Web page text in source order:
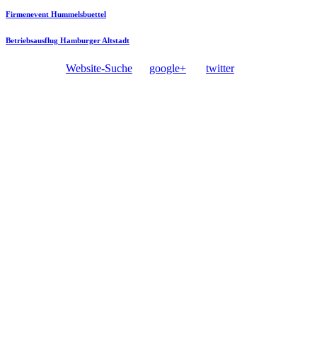
Firmenevent Hummelsbuettel
Betriebsausflug Hamburger Altstadt
Website-Suche google+ twitter